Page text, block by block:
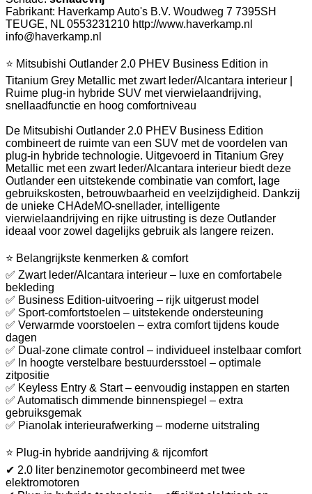
Fabrikant: Haverkamp Auto's B.V. Woudweg 7 7395SH
TEUGE, NL 0553231210 http://www.haverkamp.nl
info@haverkamp.nl
⭐ Mitsubishi Outlander 2.0 PHEV Business Edition in
Titanium Grey Metallic met zwart leder/Alcantara interieur |
Ruime plug-in hybride SUV met vierwielaandrijving,
snellaadfunctie en hoog comfortniveau
De Mitsubishi Outlander 2.0 PHEV Business Edition
combineert de ruimte van een SUV met de voordelen van
plug-in hybride technologie. Uitgevoerd in Titanium Grey
Metallic met een zwart leder/Alcantara interieur biedt deze
Outlander een uitstekende combinatie van comfort, lage
gebruikskosten, betrouwbaarheid en veelzijdigheid. Dankzij
de unieke CHAdeMO-snellader, intelligente
vierwielaandrijving en rijke uitrusting is deze Outlander
ideaal voor zowel dagelijks gebruik als langere reizen.
⭐ Belangrijkste kenmerken & comfort
✅ Zwart leder/Alcantara interieur – luxe en comfortabele
bekleding
✅ Business Edition-uitvoering – rijk uitgerust model
✅ Sport-comfortstoelen – uitstekende ondersteuning
✅ Verwarmde voorstoelen – extra comfort tijdens koude
dagen
✅ Dual-zone climate control – individueel instelbaar comfort
✅ In hoogte verstelbare bestuurdersstoel – optimale
zitpositie
✅ Keyless Entry & Start – eenvoudig instappen en starten
✅ Automatisch dimmende binnenspiegel – extra
gebruiksgemak
✅ Pianolak interieurafwerking – moderne uitstraling
⭐ Plug-in hybride aandrijving & rijcomfort
✔ 2.0 liter benzinemotor gecombineerd met twee
elektromotoren